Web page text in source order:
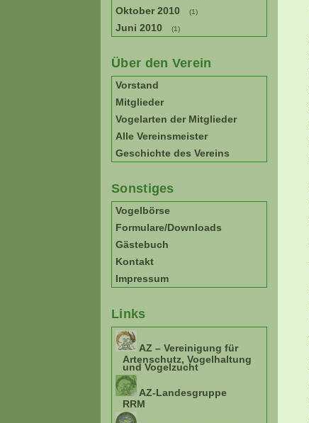
Oktober 2010 (1)
Juni 2010 (1)
Über den Verein
Vorstand
Mitglieder
Vogelarten der Mitglieder
Alle Vereinsmeister
Geschichte des Vereins
Sonstiges
Vogelbörse
Formulare/Downloads
Gästebuch
Kontakt
Impressum
Links
AZ – Vereinigung für
Artenschutz, Vogelhaltung
und Vogelzucht
AZ-Landesgruppe
RRM